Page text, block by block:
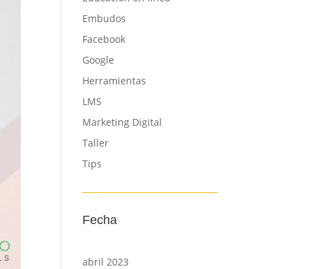
Embudos
Facebook
Google
Herramientas
LMS
Marketing Digital
Taller
Tips
Fecha
abril 2023